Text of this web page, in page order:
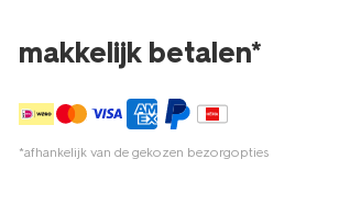
makkelijk betalen*
*afhankelijk van de gekozen bezorgopties